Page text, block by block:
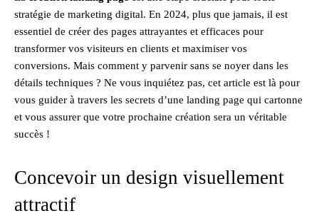
stratégie de marketing digital. En 2024, plus que jamais, il est
essentiel de créer des pages attrayantes et efficaces pour
transformer vos visiteurs en clients et maximiser vos
conversions. Mais comment y parvenir sans se noyer dans les
détails techniques ? Ne vous inquiétez pas, cet article est là pour
vous guider à travers les secrets d’une landing page qui cartonne
et vous assurer que votre prochaine création sera un véritable
succès !
Concevoir un design visuellement
attractif